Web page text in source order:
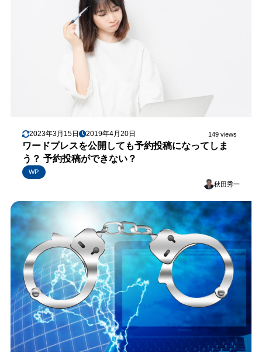
2023年3月15日 2019年4月20日 149 views
ワードプレスを公開しても予約投稿になってしま
う？ 予約投稿ができない？
WP
秋田秀一